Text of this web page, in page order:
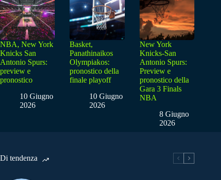
NBA, New York
Knicks San
Antonio Spurs:
preview e
pronostico
10 Giugno
2026
Basket,
Panathinaikos
Olympiakos:
pronostico della
finale playoff
10 Giugno
2026
New York
Knicks-San
Antonio Spurs:
Preview e
pronostico della
Gara 3 Finals
NBA
8 Giugno
2026
Di tendenza